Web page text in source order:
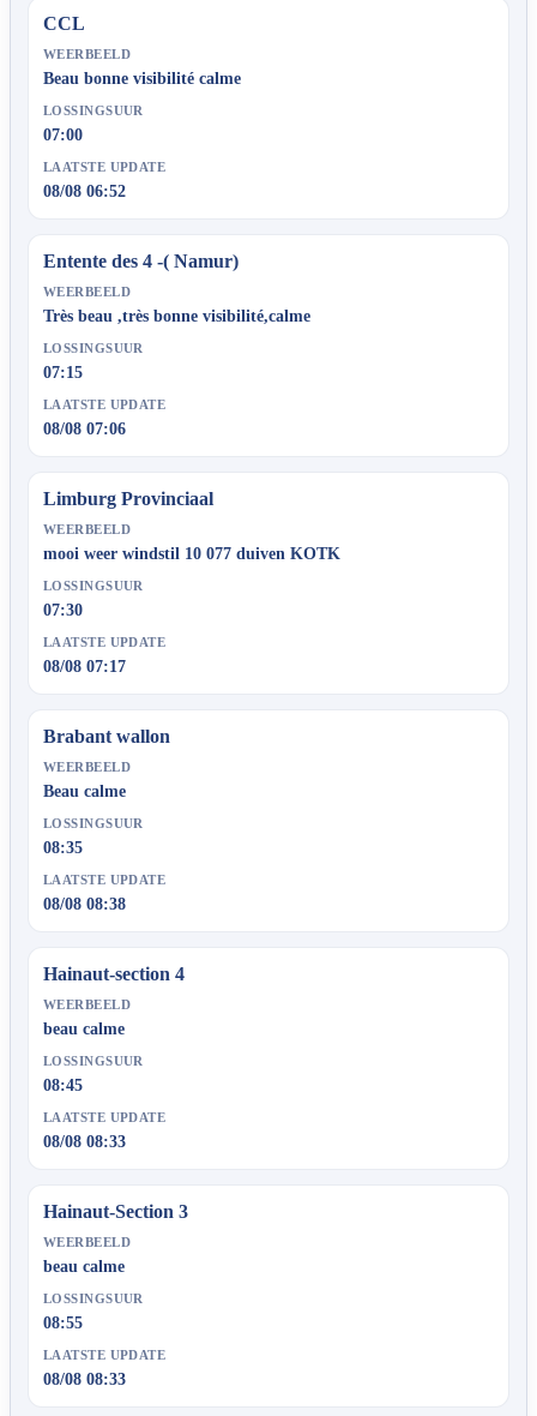
CCL
WEERBEELD
Beau bonne visibilité calme
LOSSINGSUUR
07:00
LAATSTE UPDATE
08/08 06:52
Entente des 4 -( Namur)
WEERBEELD
Très beau ,très bonne visibilité,calme
LOSSINGSUUR
07:15
LAATSTE UPDATE
08/08 07:06
Limburg Provinciaal
WEERBEELD
mooi weer windstil 10 077 duiven KOTK
LOSSINGSUUR
07:30
LAATSTE UPDATE
08/08 07:17
Brabant wallon
WEERBEELD
Beau calme
LOSSINGSUUR
08:35
LAATSTE UPDATE
08/08 08:38
Hainaut-section 4
WEERBEELD
beau calme
LOSSINGSUUR
08:45
LAATSTE UPDATE
08/08 08:33
Hainaut-Section 3
WEERBEELD
beau calme
LOSSINGSUUR
08:55
LAATSTE UPDATE
08/08 08:33